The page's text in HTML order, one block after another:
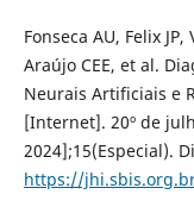
Fonseca AU, Felix
Araújo CEE, et al.
Neurais Artificiais e
[Internet]. 20º de
2024];15(Especial).
https://